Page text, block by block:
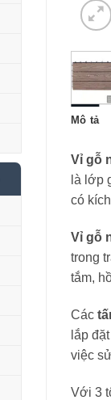
Mô tả
Vỉ gỗ
là lớp
có
Vỉ gỗ
trong
tắm,
Các
lắp
việc
Với 3